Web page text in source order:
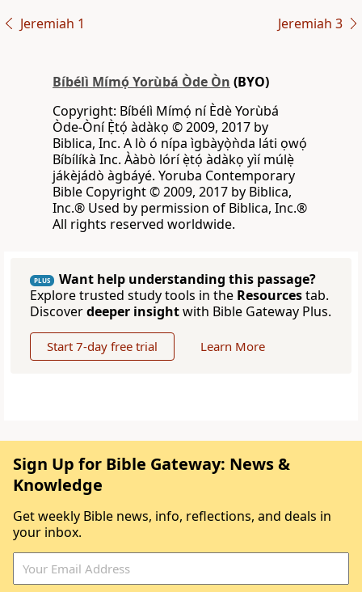
Jeremiah 1 Jeremiah 3
Bíbélì Mímọ́ Yorùbá Òde Òn (BYO)
Copyright: Bíbélì Mímọ́ ní Èdè Yorùbá
Òde-Òní Ẹ̀tọ́ àdàkọ © 2009, 2017 by
Biblica, Inc. A lò ó nípa ìgbàyọ̀ǹda láti ọwọ́
Bíbílíkà Inc. Ààbò lórí ẹ̀tọ́ àdàkọ yìí múlẹ̀
jákèjádò àgbáyé. Yoruba Contemporary
Bible Copyright © 2009, 2017 by Biblica,
Inc.® Used by permission of Biblica, Inc.®
All rights reserved worldwide.
PLUS
Want help understanding this passage?
Explore trusted study tools in the Resourcestab.
Discoverdeeper insightwith Bible Gateway Plus.
Start 7-day free trial Learn More
Sign Up for Bible Gateway: News &
Knowledge
Get weekly Bible news, info, reflections, and deals in
your inbox.